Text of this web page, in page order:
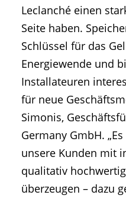
Leclanché einen
Seite haben.
Schlüssel für das
Energiewende und
Installateuren
für neue
Simonis,
Germany GmbH.
unsere Kunden mit
qualitativ
überzeugen – dazu